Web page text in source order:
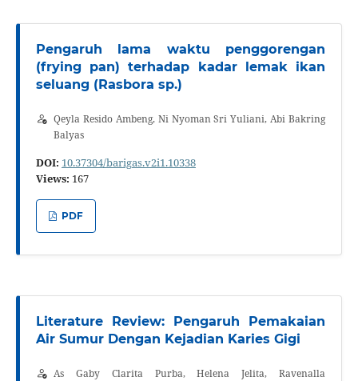
Pengaruh lama waktu penggorengan
(frying pan) terhadap kadar lemak ikan
seluang (Rasbora sp.)
Qeyla Resido Ambeng, Ni Nyoman Sri Yuliani, Abi Bakring
Balyas
DOI: 10.37304/barigas.v2i1.10338
Views: 167
PDF
Literature Review: Pengaruh Pemakaian
Air Sumur Dengan Kejadian Karies Gigi
As Gaby Clarita Purba, Helena Jelita, Ravenalla